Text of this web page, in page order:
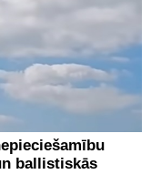
ballistiskās